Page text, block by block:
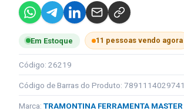
Em Estoque 11 pessoas vendo agora
Código: 26219
Código de Barras do Produto: 7891114029741
Marca: TRAMONTINA FERRAMENTA MASTER